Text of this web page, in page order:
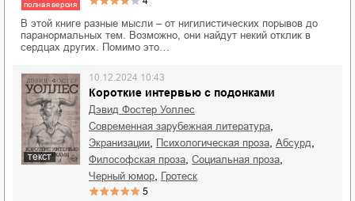
полная версия
В этой книге разные мысли – от нигилистических порывов до
паранормальных тем. Возможно, они найдут некий отклик в
сердцах других. Помимо это…
текст
Короткие интервью с подонками
10.12.2024 10:43
Дэвид Фостер Уоллес
современная зарубежная литература
экранизации психологическая проза абсурд
философская проза социальная проза
черный юмор гротеск
5